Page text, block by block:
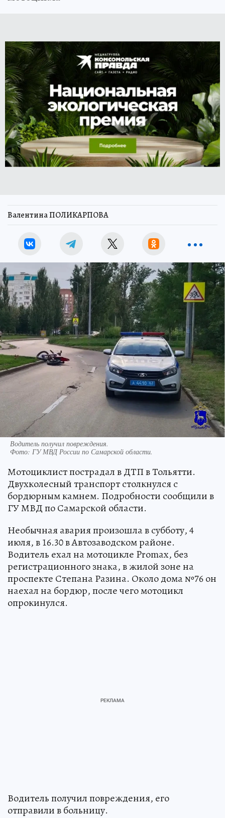
Валентина ПОЛИКАРПОВА
Водитель получил повреждения.
Фото: ГУ МВД России по Самарской области.
Мотоциклист пострадал в ДТП в Тольятти.
Двухколесный транспорт столкнулся с
бордюрным камнем. Подробности сообщили в
ГУ МВД по Самарской области.
Необычная авария произошла в субботу, 4
июля, в 16.30 в Автозаводском районе.
Водитель ехал на мотоцикле Promax, без
регистрационного знака, в жилой зоне на
проспекте Степана Разина. Около дома №76 он
наехал на бордюр, после чего мотоцикл
опрокинулся.
Водитель получил повреждения, его
отправили в больницу.